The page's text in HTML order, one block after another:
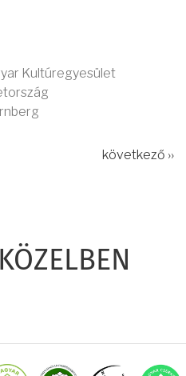
Kultúregyesület
következő ››